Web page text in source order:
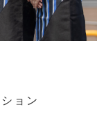
ョン